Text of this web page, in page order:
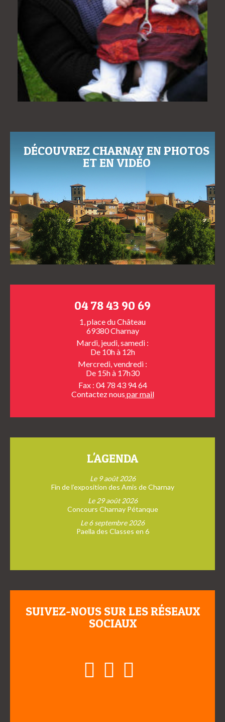
DÉCOUVREZ CHARNAY EN PHOTOS
ET EN VIDÉO
04 78 43 90 69
1, place du Château
69380 Charnay
Mardi, jeudi, samedi :
De 10h à 12h
Mercredi, vendredi :
De 15h à 17h30
Fax : 04 78 43 94 64
Contactez nous par mail
L'AGENDA
Le 9 août 2026
Fin de l’exposition des Amis de Charnay
Le 29 août 2026
Concours Charnay Pétanque
Le 6 septembre 2026
Paella des Classes en 6
SUIVEZ-NOUS SUR LES RÉSEAUX
SOCIAUX